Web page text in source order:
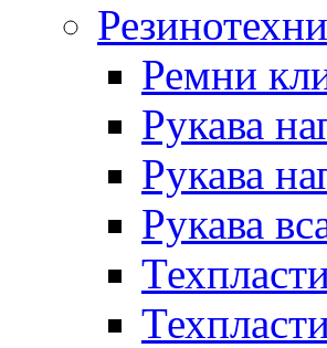
Ремни
Рукава
Рукава
Рукава